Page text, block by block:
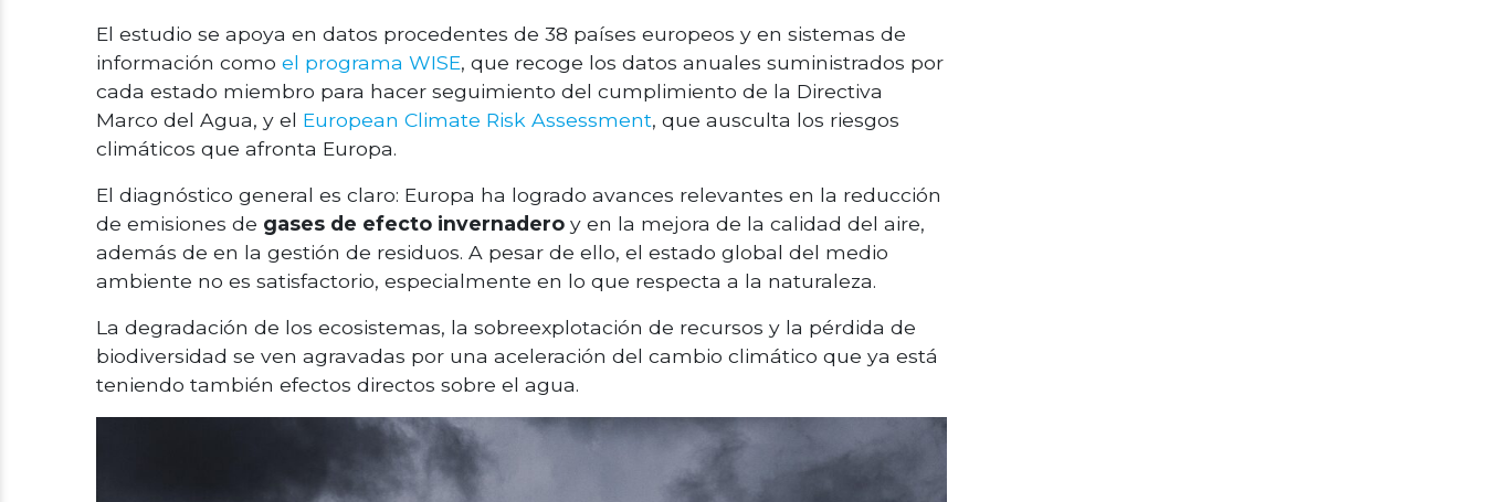
El estudio se apoya en datos procedentes de 38 países europeos y en sistemas de
información como el programa WISE, que recoge los datos anuales suministrados por
cada estado miembro para hacer seguimiento del cumplimiento de la Directiva
Marco del Agua, y el European Climate Risk Assessment, que ausculta los riesgos
climáticos que afronta Europa.
El diagnóstico general es claro: Europa ha logrado avances relevantes en la reducción
de emisiones de gases de efecto invernadero y en la mejora de la calidad del aire,
además de en la gestión de residuos. A pesar de ello, el estado global del medio
ambiente no es satisfactorio, especialmente en lo que respecta a la naturaleza.
La degradación de los ecosistemas, la sobreexplotación de recursos y la pérdida de
biodiversidad se ven agravadas por una aceleración del cambio climático que ya está
teniendo también efectos directos sobre el agua.